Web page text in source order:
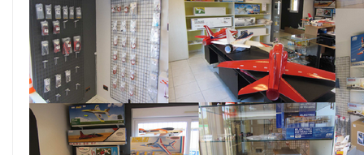
REACTORS
VOILURES
TOURNANTES
AEROGLISSEURS
VOITURES